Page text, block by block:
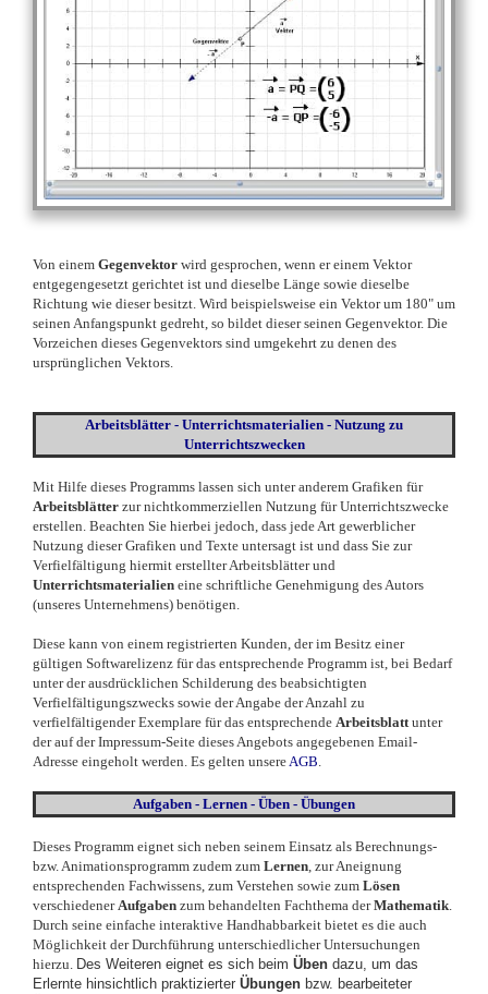
Von einem Gegenvektor wird gesprochen, wenn er einem Vektor
entgegengesetzt gerichtet ist und dieselbe Länge sowie dieselbe
Richtung wie dieser besitzt. Wird beispielsweise ein Vektor um 180" um
seinen Anfangspunkt gedreht, so bildet dieser seinen Gegenvektor. Die
Vorzeichen dieses Gegenvektors sind umgekehrt zu denen des
ursprünglichen Vektors.
Arbeitsblätter - Unterrichtsmaterialien - Nutzung zu
Unterrichtszwecken
Mit Hilfe dieses Programms lassen sich unter anderem Grafiken für
Arbeitsblätter zur nichtkommerziellen Nutzung für Unterrichtszwecke
erstellen. Beachten Sie hierbei jedoch, dass jede Art gewerblicher
Nutzung dieser Grafiken und Texte untersagt ist und dass Sie zur
Verfielfältigung hiermit erstellter Arbeitsblätter und
Unterrichtsmaterialien eine schriftliche Genehmigung des Autors
(unseres Unternehmens) benötigen.
Diese kann von einem registrierten Kunden, der im Besitz einer
gültigen Softwarelizenz für das entsprechende Programm ist, bei Bedarf
unter der ausdrücklichen Schilderung des beabsichtigten
Verfielfältigungszwecks sowie der Angabe der Anzahl zu
verfielfältigender Exemplare für das entsprechende Arbeitsblattunter
der auf der Impressum-Seite dieses Angebots angegebenen Email-
Adresse eingeholt werden. Es gelten unsereAGB.
Aufgaben - Lernen - Üben - Übungen
Dieses Programm eignet sich neben seinem Einsatz als Berechnungs-
bzw. Animationsprogramm zudem zum Lernen, zur Aneignung
entsprechenden Fachwissens, zum Verstehen sowie zum Lösen
verschiedenerAufgaben zum behandelten Fachthema derMathematik.
Durch seine einfache interaktive Handhabbarkeit bietet es die auch
Möglichkeit der Durchführung unterschiedlicher Untersuchungen
hierzu. Des Weiteren eignet es sich beim Üben dazu, um das
Erlernte hinsichtlich praktizierter Übungen bzw. bearbeiteter